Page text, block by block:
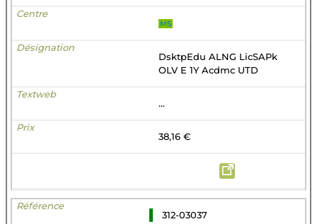
MS
DsktpEdu ALNG LicSAPk
OLV E 1Y Acdmc UTD
...
38,16 €
312-03037